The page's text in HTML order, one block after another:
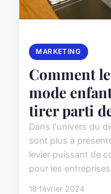
MARKETING
Comment
mode
tirer parti
Dans l'univers du
sont plus à
levier puissant de
pour les
18 février 2024